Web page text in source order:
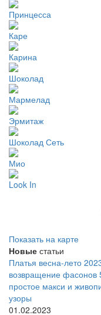
Принцесса
Каре
Карина
Шоколад
Мармелад
Эрмитаж
Шоколад Сеть
Мио
Look In
Показать на карте
Новые статьи
Платья весна-лето
возвращение фасонов
простое макси и
узоры
01.02.2023